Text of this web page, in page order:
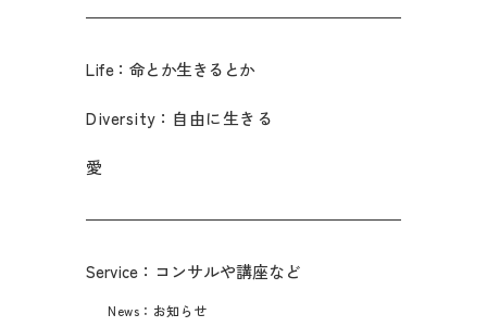
Life：命とか生きるとか
Diversity：自由に生きる
愛
Service：コンサルや講座など
News：お知らせ